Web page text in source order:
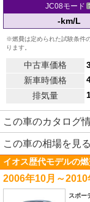
JC08モード
-km/L
※燃費は定められた試験条件
ります。
中古車価格
新車時価格
排気量
この車のカタログ
この車の相場を見る
イオス歴代モデルの
2006年10月～
スポー